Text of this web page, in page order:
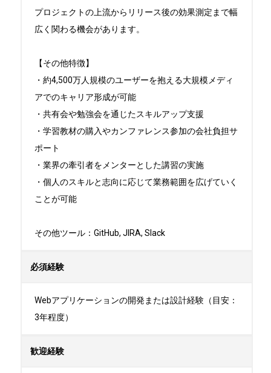
プロジェクトの上流からリリース後の効果測定まで幅
広く関わる機会があります。
【その他特徴】
・約4,500万人規模のユーザーを抱える大規模メディ
アでのキャリア形成が可能
・共有会や勉強会を通じたスキルアップ支援
・学習教材の購入やカンファレンス参加の会社負担サ
ポート
・業界の牽引者をメンターとした講習の実施
・個人のスキルと志向に応じて業務範囲を広げていく
ことが可能
その他ツール：GitHub, JIRA, Slack
必須経験
Webアプリケーションの開発または設計経験（目安：
3年程度）
歓迎経験